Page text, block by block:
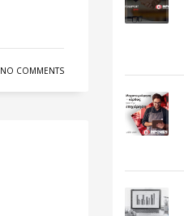
NO COMMENTS